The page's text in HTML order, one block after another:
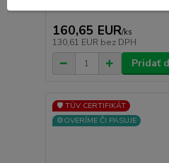
160,65 EUR/ks
130,61 EUR bez DPH
Pridať
🛡️ TÜV CERTIFIKÁT
⚙️OVERÍME ČI PASUJE